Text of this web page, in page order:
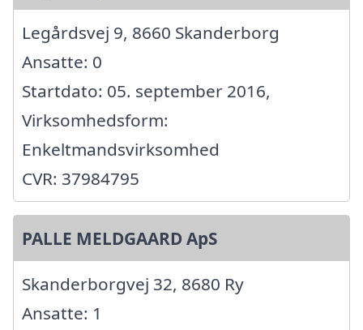
Legårdsvej 9, 8660 Skanderborg
Ansatte: 0
Startdato: 05. september 2016,
Virksomhedsform:
Enkeltmandsvirksomhed
CVR: 37984795
PALLE MELDGAARD ApS
Skanderborgvej 32, 8680 Ry
Ansatte: 1